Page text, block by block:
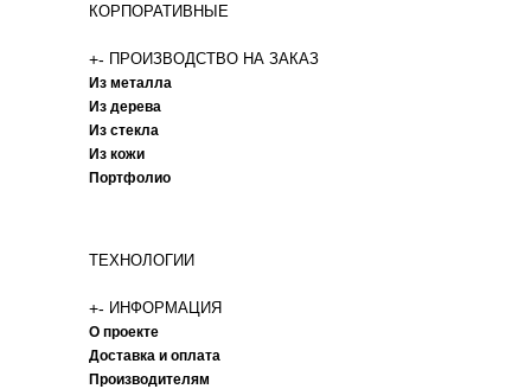
КОРПОРАТИВНЫЕ
+- ПРОИЗВОДСТВО НА ЗАКАЗ
Из металла
Из дерева
Из стекла
Из кожи
Портфолио
ТЕХНОЛОГИИ
+- ИНФОРМАЦИЯ
О проекте
Доставка и оплата
Производителям